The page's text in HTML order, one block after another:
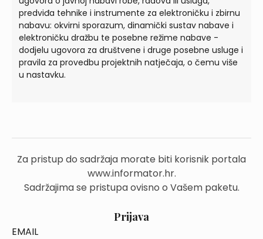
predviđa tehnike i instrumente za elektroničku i zbirnu
nabavu: okvirni sporazum, dinamički sustav nabave i
elektroničku dražbu te posebne režime nabave -
dodjelu ugovora za društvene i druge posebne usluge i
pravila za provedbu projektnih natječaja, o čemu više
u nastavku.
Za pristup do sadržaja morate biti korisnik portala
www.informator.hr.
Sadržajima se pristupa ovisno o Vašem paketu.
Prijava
EMAIL